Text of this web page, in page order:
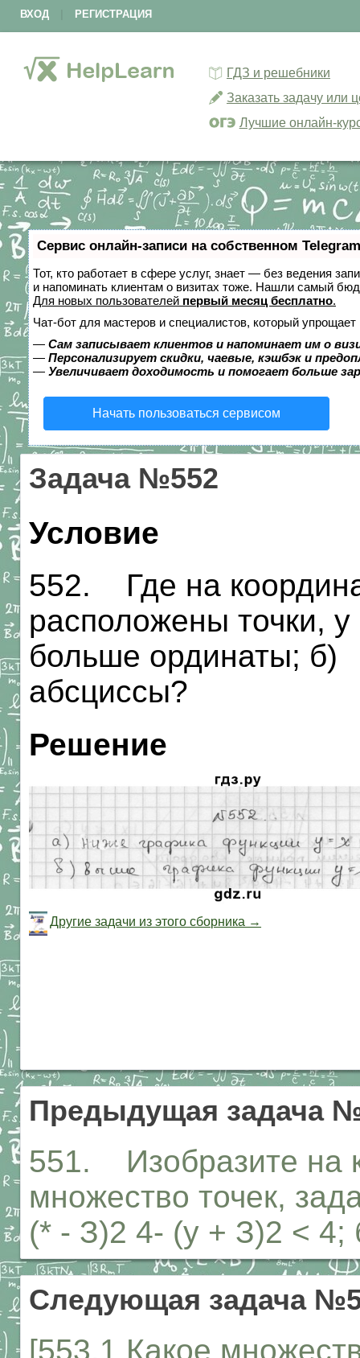
ВХОД РЕГИСТРАЦИЯ
ГДЗ и решебники
Заказать задачу или
Лучшие онлайн-
Сервис онлайн-записи на собственном
Тот, кто работает в сфере услуг, знает — без ведения
и напоминать клиентам о визитах тоже. Нашли самый
Для новых пользователей первый месяц бесплатно.
Чат-бот для мастеров и специалистов, который упрощает
— Сам записывает клиентов и напоминает им о
— Персонализирует скидки, чаевые, кэшбэк и
— Увеличивает доходимость и помогает больше
Начать пользоваться сервисом
Задача №552
Условие
552. Где на
расположены точки,
больше ординаты;
абсциссы?
Решение
Другие задачи из этого сборника →
Предыдущая задача
551. Изобразите на
множество точек,
(* - З)2 4- (у + З)2 < 4;
Следующая задача
[553.1 Какое